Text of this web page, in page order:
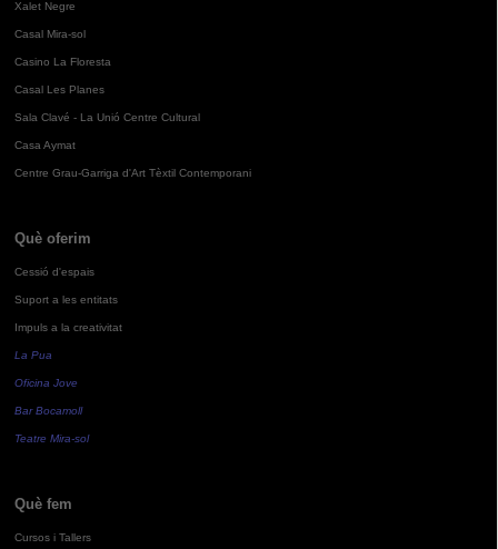
Xalet Negre
Casal Mira-sol
Casino La Floresta
Casal Les Planes
Sala Clavé - La Unió Centre Cultural
Casa Aymat
Centre Grau-Garriga d'Art Tèxtil Contemporani
Què oferim
Cessió d'espais
Suport a les entitats
Impuls a la creativitat
La Pua
Oficina Jove
Bar Bocamoll
Teatre Mira-sol
Què fem
Cursos i Tallers